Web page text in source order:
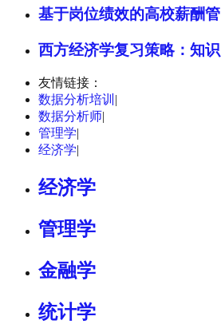
基于岗位绩效的高校薪酬管
西方经济学复习策略：知识
友情链接：
数据分析培训 |
数据分析师|
管理学|
经济学|
经济学
管理学
金融学
统计学